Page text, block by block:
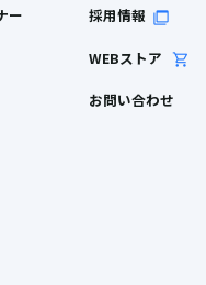
ー
採用情報
WEBストア
お問い合わせ